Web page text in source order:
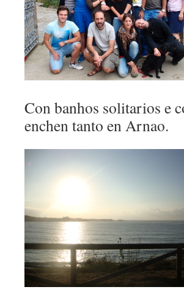
Con banhos solitarios e
enchen tanto en Arnao.